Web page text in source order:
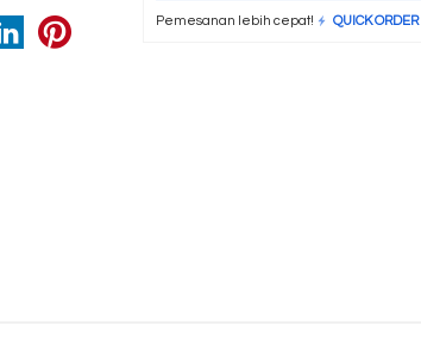
Pemesanan lebih cepat!
QUICK ORDER